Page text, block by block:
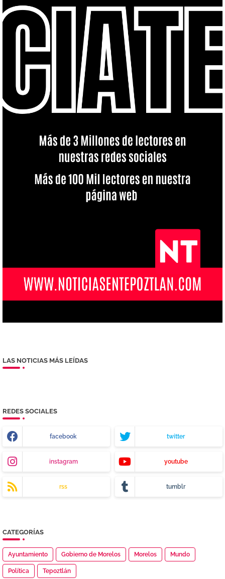
LAS NOTICIAS MÁS LEÍDAS
REDES SOCIALES
facebook twitter
instagram youtube
rss tumblr
CATEGORÍAS
Ayuntamiento Gobierno de Morelos Morelos Mundo
Política Tepoztlán